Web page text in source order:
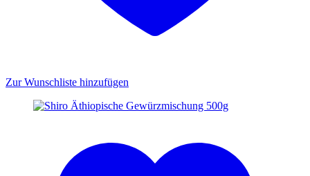
Zur Wunschliste hinzufügen